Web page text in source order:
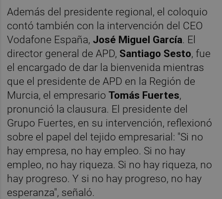
Además del presidente regional, el coloquio
contó también con la intervención del CEO
Vodafone España, José Miguel García. El
director general de APD, Santiago Sesto, fue
el encargado de dar la bienvenida mientras
que el presidente de APD en la Región de
Murcia, el empresarioTomás Fuertes,
pronunció la clausura. El presidente del
Grupo Fuertes, en su intervención, reflexionó
sobre el papel del tejido empresarial: "Si no
hay empresa, no hay empleo. Si no hay
empleo, no hay riqueza. Si no hay riqueza, no
hay progreso. Y si no hay progreso, no hay
esperanza", señaló.